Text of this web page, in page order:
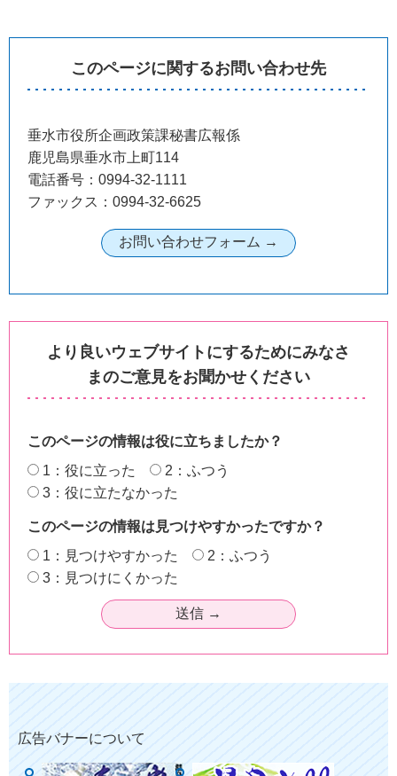
このページに関するお問い合わせ先
垂水市役所企画政策課秘書広報係
鹿児島県垂水市上町114
電話番号：0994-32-1111
ファックス：0994-32-6625
より良いウェブサイトにするためにみなさ
まのご意見をお聞かせください
このページの情報は役に立ちましたか？
1：役に立った
2：ふつう
3：役に立たなかった
このページの情報は見つけやすかったですか？
1：見つけやすかった
2：ふつう
3：見つけにくかった
広告バナーについて